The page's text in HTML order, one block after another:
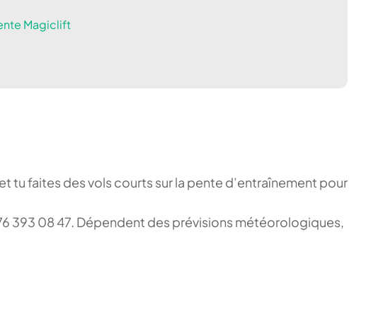
Magiclift
tu faites des vols courts sur la pente d’entraînement pour
393 08 47. Dépendent des prévisions météorologiques,